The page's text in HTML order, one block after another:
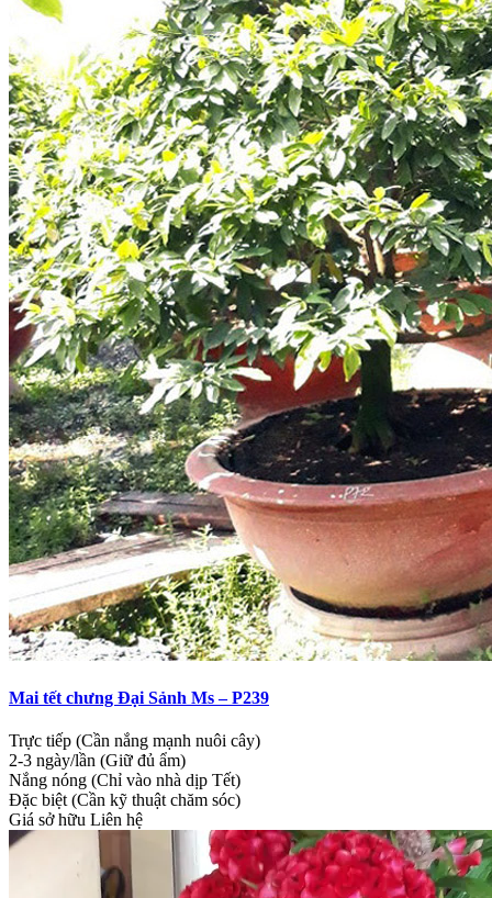
Mai tết chưng Đại Sảnh Ms – P239
Trực tiếp (Cần nắng mạnh nuôi cây)
2-3 ngày/lần (Giữ đủ ẩm)
Nắng nóng (Chỉ vào nhà dịp Tết)
Đặc biệt (Cần kỹ thuật chăm sóc)
Giá sở hữu Liên hệ